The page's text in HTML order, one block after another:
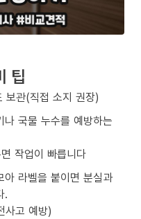
팁
보관(직접 소지 권장)
국물 누수를 예방하는
작업이 빠릅니다
라벨을 붙이면 분실과
.
사고 예방)